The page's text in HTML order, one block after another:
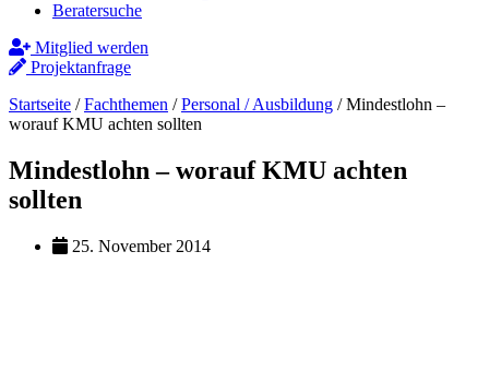
Beratersuche
Mitglied werden
Projektanfrage
Startseite /Fachthemen /Personal / Ausbildung /Mindestlohn –
worauf KMU achten sollten
Mindestlohn – worauf KMU achten
sollten
25. November 2014